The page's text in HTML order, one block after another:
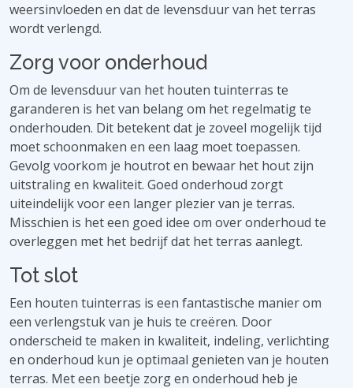
weersinvloeden en dat de levensduur van het terras
wordt verlengd.
Zorg voor onderhoud
Om de levensduur van het houten tuinterras te
garanderen is het van belang om het regelmatig te
onderhouden. Dit betekent dat je zoveel mogelijk tijd
moet schoonmaken en een laag moet toepassen.
Gevolg voorkom je houtrot en bewaar het hout zijn
uitstraling en kwaliteit. Goed onderhoud zorgt
uiteindelijk voor een langer plezier van je terras.
Misschien is het een goed idee om over onderhoud te
overleggen met het bedrijf dat het terras aanlegt.
Tot slot
Een houten tuinterras is een fantastische manier om
een ​​verlengstuk van je huis te creëren. Door
onderscheid te maken in kwaliteit, indeling, verlichting
en onderhoud kun je optimaal genieten van je houten
terras. Met een beetje zorg en onderhoud heb je